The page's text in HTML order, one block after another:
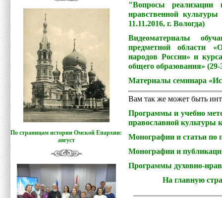
По страницам истории Омской Епархии:
август
"Вопросы реализации
нравственной
11.11.2016, г. Вологда)
Видеоматериалы
предметной области
народов России» и
общего образования»
Материалы семинара
Вам так же может быть
Программы и учебно
православной культуры
Монографии и статьи
Монографии и
Программы духовно-
На главную